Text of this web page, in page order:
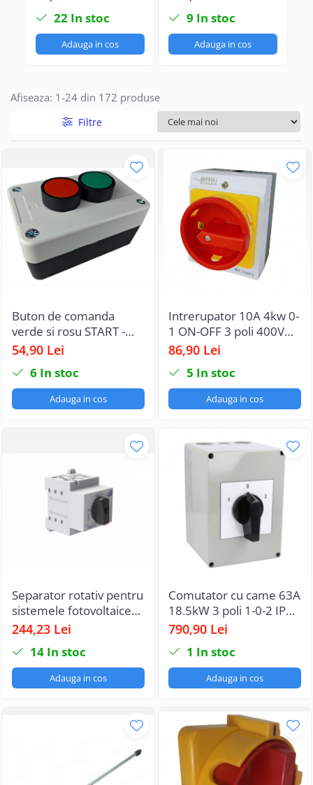
casetat
22 In stoc
Adauga in cos
aplicat casetat cu
maner galben rosu
9 In stoc
Adauga in cos
Afiseaza: 1-24 din 172 produse
Filtre
Buton de comanda
verde si rosu START -
STOP NO + NC 6A 230V
54,90 Lei
6 In stoc
Adauga in cos
Intrerupator 10A 4kw 0-
1 ON-OFF 3 poli 400V
AC IP65 industrial
3x10A
86,90 Lei
5 In stoc
Adauga in cos
Separator rotativ pentru
sistemele fotovoltaice
2P 25A DC1000V
244,23 Lei
14 In stoc
Adauga in cos
Comutator cu came 63A
18.5kW 3 poli 1-0-2 IP65
rotativ inchis comutator
in carcasa din plastic
125X175mm cu maner
negru
790,90 Lei
1 In stoc
Adauga in cos